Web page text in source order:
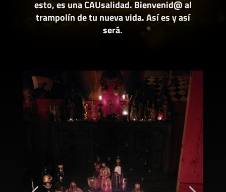
esto, es una CAUsalidad. Bienvenid@ al
trampolín de tu nueva vida. Así es y así
será.